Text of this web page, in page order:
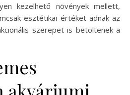
kezelhető növények mellett,
esztétikai értéket adnak az
szerepet is betöltenek a